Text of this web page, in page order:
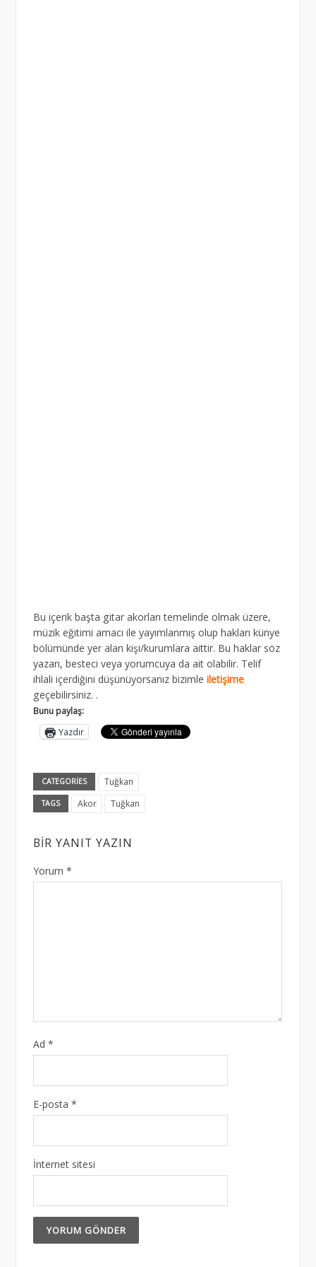
Bu içerik başta gitar akorları temelinde olmak üzere,
müzik eğitimi amacı ile yayımlanmış olup hakları künye
bölümünde yer alan kişi/kurumlara aittir. Bu haklar söz
yazarı, besteci veya yorumcuya da ait olabilir. Telif
ihlali içerdiğini düşünüyorsanız bizimle iletişime
geçebilirsiniz. .
Bunu paylaş:
Yazdır
CATEGORIES Tuğkan
TAGS Akor Tuğkan
BIR YANIT YAZIN
Yorum *
Ad *
E-posta *
İnternet sitesi